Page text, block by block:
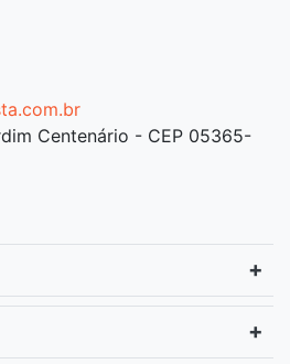
Centenário - CEP 05365-